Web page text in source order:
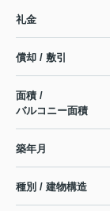
礼金
償却 / 敷引
面積 /
バルコニー面積
築年月
種別 / 建物構造